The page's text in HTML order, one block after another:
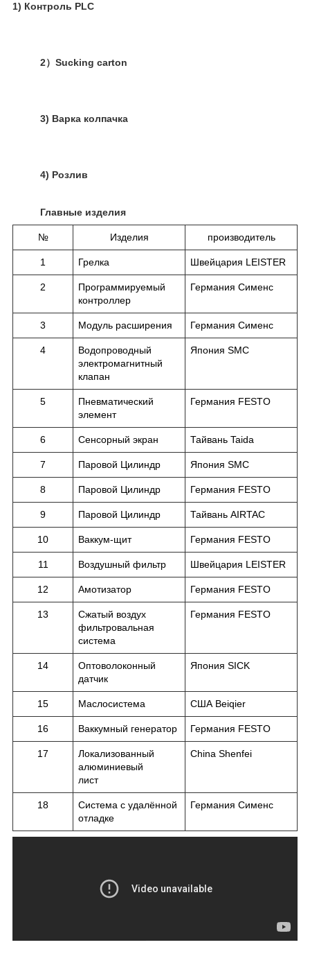
1) Контроль PLC
2） Sucking carton
3) Варка колпачка
4) Розлив
Главные изделия
№ Изделия производитель
1 Грелка Швейцария LEISTER
2
Программируемый
контроллер
Германия Сименс
3 Модуль расширения Германия Сименс
4
Водопроводный
электромагнитный
клапан
Япония SMC
5
Пневматический
элемент
Германия FESTO
6 Сенсорный экран Тайвань Taida
7 Паровой Цилиндр Япония SMC
8 Паровой Цилиндр Германия FESTO
9 Паровой Цилиндр Тайвань AIRTAC
10 Ваккум-щит Германия FESTO
11 Воздушный фильтр Швейцария LEISTER
12 Амотизатор Германия FESTO
13
Сжатый воздух
фильтровальная
система
Германия FESTO
14
Оптоволоконный
датчик
Япония SICK
15 Маслосистема США Beiqier
16 Ваккумный генератор Германия FESTO
17
Локализованный
алюминиевый
лист
China Shenfei
18
Система с удалённой
отладке
Германия Сименс